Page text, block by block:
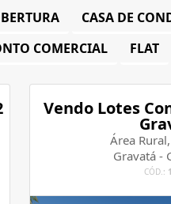
CASA DE
COMERCIAL
FLAT
Vendo Lotes
Área
Gravatá -
CÓD.: